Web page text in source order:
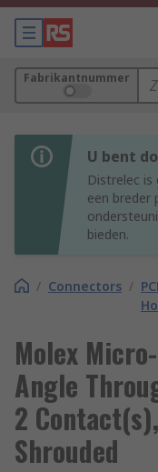
Fabrikantnummer
U bent
Distrelec is
een breder
bieden.
/ Connectors /
Molex
Angle
2
Shrouded